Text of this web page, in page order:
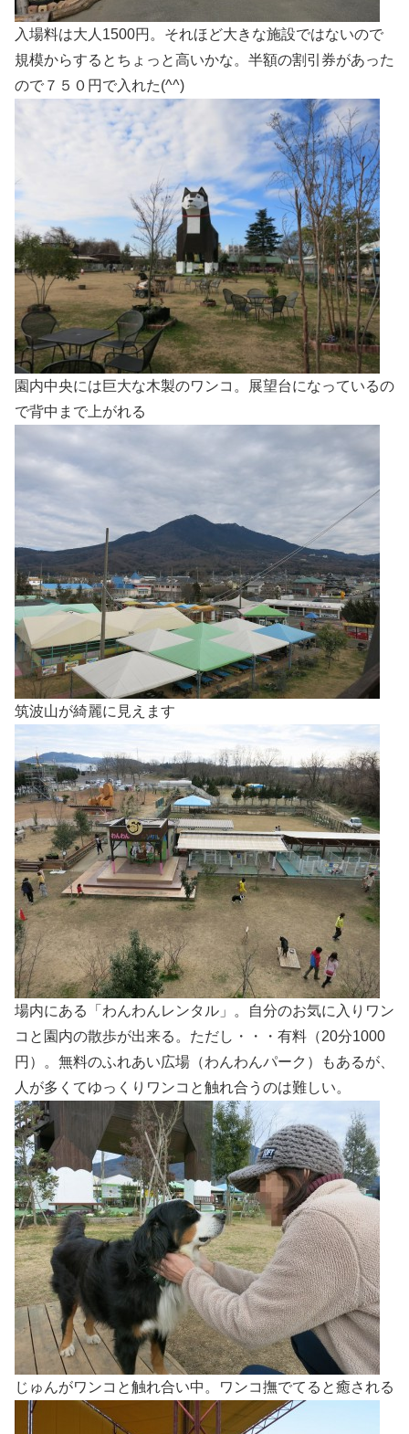
入場料は大人1500円。それほど大きな施設ではないので
規模からするとちょっと高いかな。半額の割引券があった
ので７５０円で入れた(^^)
園内中央には巨大な木製のワンコ。展望台になっているの
で背中まで上がれる
筑波山が綺麗に見えます
場内にある「わんわんレンタル」。自分のお気に入りワン
コと園内の散歩が出来る。ただし・・・有料（20分1000
円）。無料のふれあい広場（わんわんパーク）もあるが、
人が多くてゆっくりワンコと触れ合うのは難しい。
じゅんがワンコと触れ合い中。ワンコ撫でてると癒される